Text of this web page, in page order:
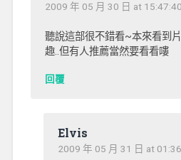
2009 年 05 月 30 日 at 15:47:40
聽說這部很不錯看~本來看到
趣..但有人推薦當然要看看嘍
回覆
Elvis
2009 年 05 月 31 日 at